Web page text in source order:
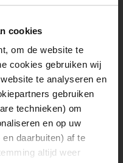
cookies
om de website te
cookies gebruiken wij
te analyseren en
gebruiken
technieken) om
en op uw
daarbuiten) af te
altijd weer